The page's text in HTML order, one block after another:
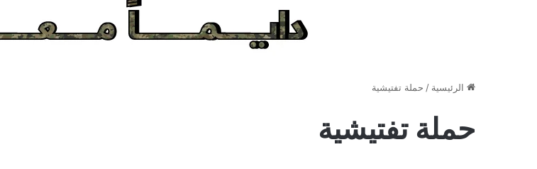
الرئيسية / حملة تفتيشية
حملة تفتيشية